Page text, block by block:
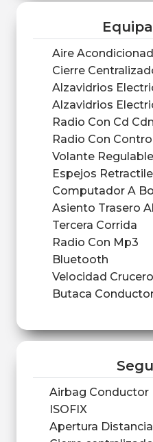
Aire
Cierre
Alzavidrios
Alzavidrios
Radio Con Cd
Radio Con
Volante Regulable
Espejos
Computador A
Asiento Trasero
Tercera Corrida
Radio Con Mp3
Bluetooth
Velocidad Crucero
Butaca
Airbag Conductor
ISOFIX
Apertura Distancia